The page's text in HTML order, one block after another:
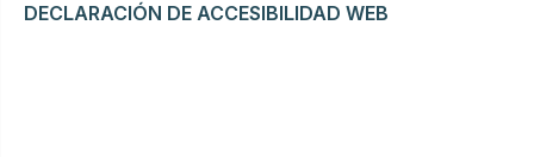
DECLARACIÓN DE ACCESIBILIDAD WEB